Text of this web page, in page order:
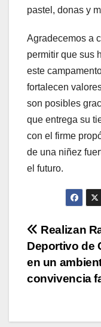
pastel, donas y
Agradecemos a
permitir que sus
este
fortalecen
son posibles
que entrega su
con el firme
de una niñez
el futuro.
de
Realizan
Deportivo de
en un
convivencia